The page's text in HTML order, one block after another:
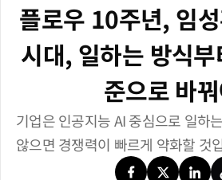
플로우 10주년, 임
시대, 일하는 방식
준으로 바
기업은 인공지능 AI 중심으로 일하
않으면 경쟁력이 빠르게 약화할 것